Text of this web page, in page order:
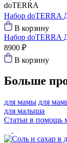
doTERRA
Набор doTERRA
В корзину
Набор doTERRA
8900 ₽
В корзину
Больше
для мамы для
для малыша
Статьи в помощь